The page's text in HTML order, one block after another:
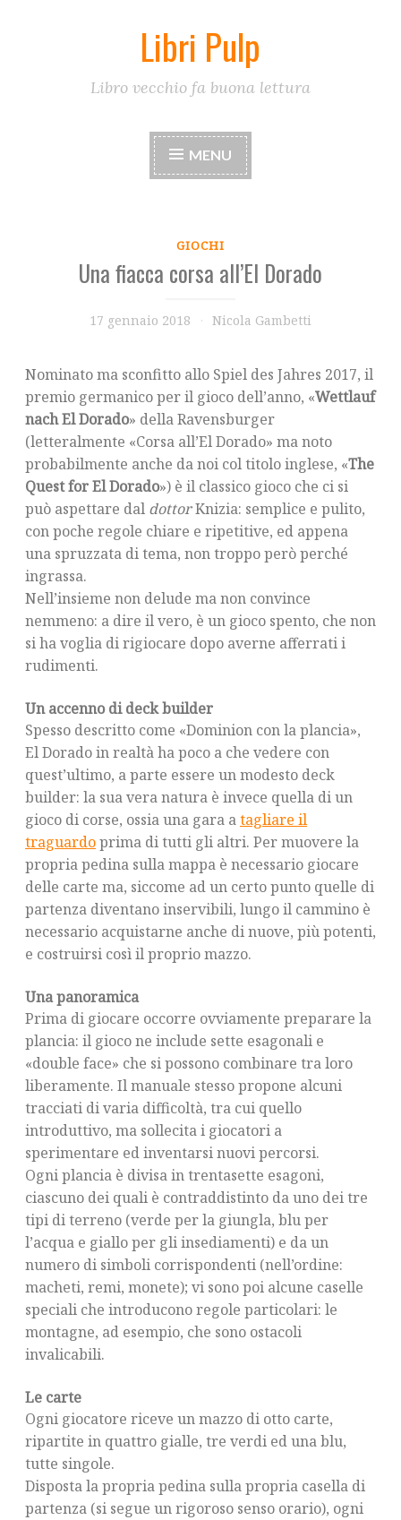
Libri Pulp
Libro vecchio fa buona lettura
MENU
GIOCHI
Una fiacca corsa all’El Dorado
17 gennaio 2018 Nicola Gambetti
Nominato ma sconfitto allo Spiel des Jahres 2017, il
premio germanico per il gioco dell’anno, «Wettlauf
nach El Dorado» della Ravensburger
(letteralmente «Corsa all’El Dorado» ma noto
probabilmente anche da noi col titolo inglese, «The
Quest for El Dorado») è il classico gioco che ci si
può aspettare dal dottorKnizia: semplice e pulito,
con poche regole chiare e ripetitive, ed appena
una spruzzata di tema, non troppo però perché
ingrassa.
Nell’insieme non delude ma non convince
nemmeno: a dire il vero, è un gioco spento, che non
si ha voglia di rigiocare dopo averne afferrati i
rudimenti.
Un accenno di deck builder
Spesso descritto come «Dominion con la plancia»,
El Dorado in realtà ha poco a che vedere con
quest’ultimo, a parte essere un modesto deck
builder: la sua vera natura è invece quella di un
gioco di corse, ossia una gara atagliare il
traguardoprima di tutti gli altri. Per muovere la
propria pedina sulla mappa è necessario giocare
delle carte ma, siccome ad un certo punto quelle di
partenza diventano inservibili, lungo il cammino è
necessario acquistarne anche di nuove, più potenti,
e costruirsi così il proprio mazzo.
Una panoramica
Prima di giocare occorre ovviamente preparare la
plancia: il gioco ne include sette esagonali e
«double face» che si possono combinare tra loro
liberamente. Il manuale stesso propone alcuni
tracciati di varia difficoltà, tra cui quello
introduttivo, ma sollecita i giocatori a
sperimentare ed inventarsi nuovi percorsi.
Ogni plancia è divisa in trentasette esagoni,
ciascuno dei quali è contraddistinto da uno dei tre
tipi di terreno (verde per la giungla, blu per
l’acqua e giallo per gli insediamenti) e da un
numero di simboli corrispondenti (nell’ordine:
macheti, remi, monete); vi sono poi alcune caselle
speciali che introducono regole particolari: le
montagne, ad esempio, che sono ostacoli
invalicabili.
Le carte
Ogni giocatore riceve un mazzo di otto carte,
ripartite in quattro gialle, tre verdi ed una blu,
tutte singole.
Disposta la propria pedina sulla propria casella di
partenza (si segue un rigoroso senso orario), ogni